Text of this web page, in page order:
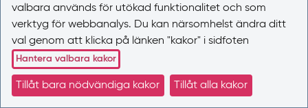
valbara används för utökad funktionalitet och som
verktyg för webbanalys. Du kan närsomhelst ändra ditt
val genom att klicka på länken "kakor" i sidfoten
Hantera valbara kakor
Tillåt bara nödvändiga kakor Tillåt alla kakor